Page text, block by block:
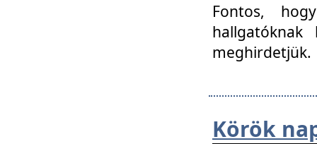
Fontos,
meghirdetjük.
Körök